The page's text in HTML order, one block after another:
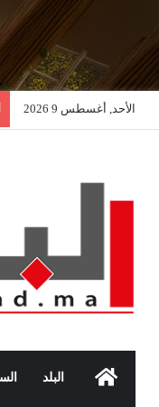
الأحد, أغسطس 9 2026
الرئيسيةالبلد